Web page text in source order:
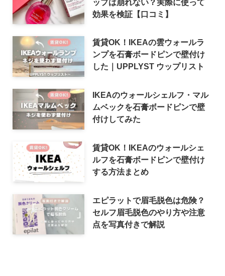
効果を検証【口コミ】
賃貸OK！IKEAの雲ウォールラ
ンプを石膏ボードピンで壁付け
した｜UPPLYST ウップリスト
IKEAのウォールシェルフ・マル
ムベックを石膏ボードピンで壁
付けしてみた
賃貸OK！IKEAのウォールシェ
ルフを石膏ボードピンで壁付け
する方法まとめ
エピラットで眉毛脱色は危険？
セルフ眉毛脱色のやり方や注意
点を写真付きで解説